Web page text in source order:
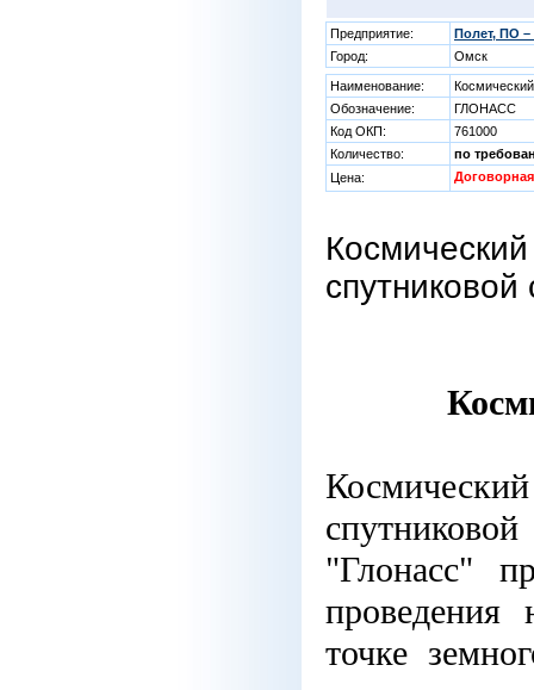
Предприятие:
Полет, ПО
Город:
Омск
Наименование:
Обозначение:
ГЛОНАСС
Код ОКП:
761000
Количество:
по
Цена:
Договорная
"Глонасс"
проведения
точке